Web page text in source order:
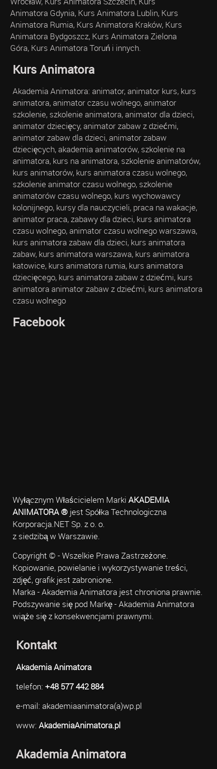
Animatora Gdynia, Kurs Animatora Lublin, Kurs
Animatora Rumia, Kurs Animatora Kraków, Kurs
Animatora Bydgoszcz, Kurs Animatora Zielona
Góra, Kurs Animatora Toruń i innych.
Kurs Animatora
Akademia Animatora: animator, animator kurs, kurs
animatora, animator czasu wolnego, animator
szkolenie, szkolenie animatora, animator dla dzieci,
animator dziecięcy, animator zabaw z dziećmi,
animator zabaw dla dzieci, animator zabaw
dziecięcych, akademia animatorów, szkolenie na
animatora, kurs na animatora, szkolenie animatorów,
kurs animatorów, kurs animatora czasu wolnego,
szkolenie animator czasu wolnego, szkolenie
animatorów czasu wolnego, kurs wychowawcy
kolonijnego, kursy dla nauczycieli, praca na wakacje,
animator praca, zabawy dla dzieci, kurs animatora
czasu wolnego, animator czasu wolnego warszawa,
kurs animatora zabaw dla dzieci, kurs animatora
zabaw, kurs animatora warszawa, kurs animatora
katowice, kurs animatora rumia, kurs animatora
dziecięcego, kurs animatora zabaw z dziećmi, kurs
animatora animator zabaw z dziećmi, kurs animatora
czasu wolnego
Facebook
Wyłącznym Właścicielem Marki AKADEMIA
ANIMATORA ®jest Spółka Technologiczna
Korporacja.NET Sp. z o. o.
z siedzibą w Warszawie.
Copyright © - Wszelkie Prawa Zastrzeżone.
Kopiowanie, powielanie i wykorzystywanie treści,
zdjęć, grafik jest zabronione.
Marka - Akademia Animatora jest chroniona prawnie.
Podszywanie się pod Markę - Akademia Animatora
wiąże się z konsekwencjami prawnymi.
Kontakt
Akademia Animatora
telefon: +48 577 442 884
e-mail: akademiaanimatora(a)wp.pl
www: AkademiaAnimatora.pl
Akademia Animatora